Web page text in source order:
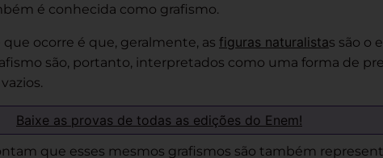
é conhecida como grafismo.
ocorre é que, geralmente, as figuras naturalistas são o
são, portanto, interpretados como uma forma de
Baixe as provas de todas as edições do Enem!
que esses mesmos grafismos são também